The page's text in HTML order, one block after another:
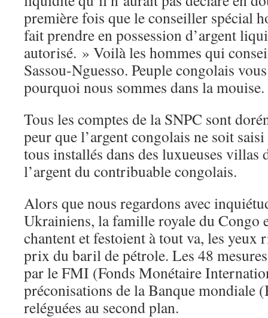
première fois que le conseiller spécial
fait prendre en possession d’argent
autorisé. » Voilà les hommes qui
Sassou-Nguesso. Peuple congolais
pourquoi nous sommes dans la mouise.
Tous les comptes de la SNPC sont
peur que l’argent congolais ne soit
tous installés dans des luxueuses villas
l’argent du contribuable congolais. ​
Alors que nous regardons avec
Ukrainiens, la famille royale du Congo
chantent et festoient à tout va, les yeux
prix du baril de pétrole. Les 48
par le FMI (Fonds Monétaire
préconisations de la Banque mondiale
reléguées au second plan.